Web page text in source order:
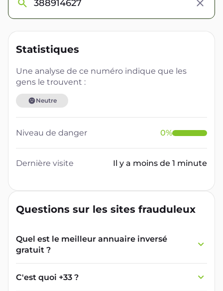
Statistiques
Une analyse de ce numéro indique que les
gens le trouvent :
Neutre
Niveau de danger 0%
Dernière visite Il y a moins de 1 minute
Questions sur les sites frauduleux
Quel est le meilleur annuaire inversé
gratuit ?
France Verif inclut une fonctionnalité de
recherche de numéro inversée qui est efficace
et gratuite pour identifier les appelants
C'est quoi +33 ?
L'indicatif +33 est le code téléphonique